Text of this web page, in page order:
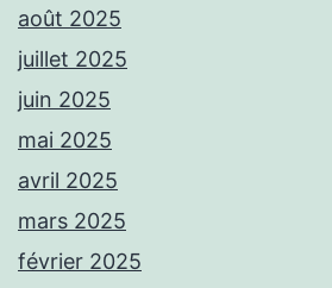
août 2025
juillet 2025
juin 2025
mai 2025
avril 2025
mars 2025
février 2025